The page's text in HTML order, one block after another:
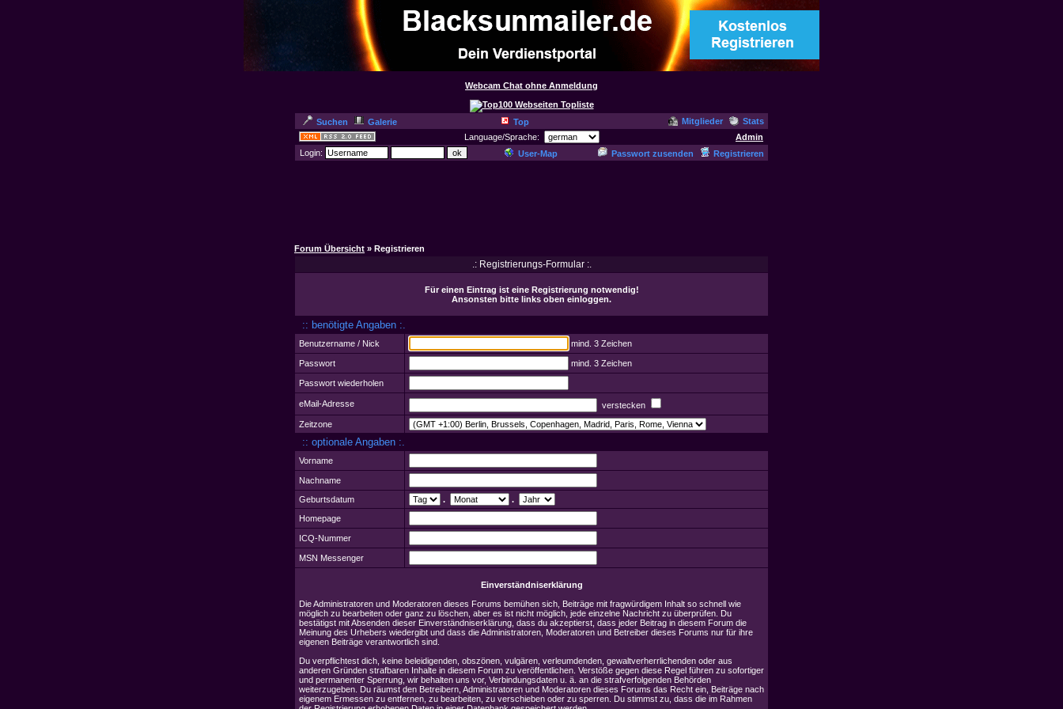
Webcam Chat ohne Anmeldung
Suchen Galerie Top Mitglieder
Stats
Language/Sprache:
Admin
Login:
User-Map Passwort zusenden Registrieren
Forum Übersicht » Registrieren
.: Registrierungs-Formular :.
Für einen Eintrag ist eine Registrierung notwendig!
Ansonsten bitte links oben einloggen.
:: benötigte Angaben :.
Benutzername / Nick mind. 3 Zeichen
Passwort mind. 3 Zeichen
Passwort wiederholen
eMail-Adresse
verstecken
Zeitzone
:: optionale Angaben :.
Vorname
Nachname
Geburtsdatum
.
.
Homepage
ICQ-Nummer
MSN Messenger
Einverständniserklärung
Die Administratoren und Moderatoren dieses Forums bemühen sich, Beiträge mit fragwürdigem Inhalt so schnell wie
möglich zu bearbeiten oder ganz zu löschen, aber es ist nicht möglich, jede einzelne Nachricht zu überprüfen. Du
bestätigst mit Absenden dieser Einverständniserklärung, dass du akzeptierst, dass jeder Beitrag in diesem Forum die
Meinung des Urhebers wiedergibt und dass die Administratoren, Moderatoren und Betreiber dieses Forums nur für ihre
eigenen Beiträge verantwortlich sind.
Du verpflichtest dich, keine beleidigenden, obszönen, vulgären, verleumdenden, gewaltverherrlichenden oder aus
anderen Gründen strafbaren Inhalte in diesem Forum zu veröffentlichen. Verstöße gegen diese Regel führen zu sofortiger
und permanenter Sperrung, wir behalten uns vor, Verbindungsdaten u. ä. an die strafverfolgenden Behörden
weiterzugeben. Du räumst den Betreibern, Administratoren und Moderatoren dieses Forums das Recht ein, Beiträge nach
eigenem Ermessen zu entfernen, zu bearbeiten, zu verschieben oder zu sperren. Du stimmst zu, dass die im Rahmen